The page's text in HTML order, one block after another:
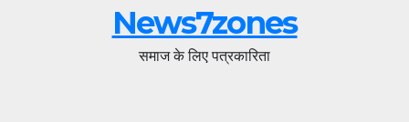
News7zones
समाज के लिए पत्रकारिता